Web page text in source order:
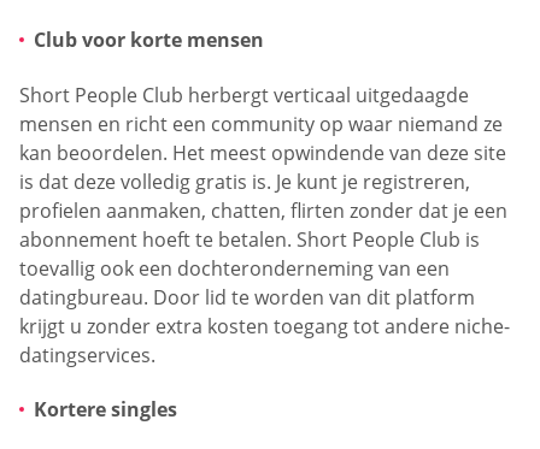
Club voor korte mensen
Short People Club herbergt verticaal uitgedaagde
mensen en richt een community op waar niemand ze
kan beoordelen. Het meest opwindende van deze site
is dat deze volledig gratis is. Je kunt je registreren,
profielen aanmaken, chatten, flirten zonder dat je een
abonnement hoeft te betalen. Short People Club is
toevallig ook een dochteronderneming van een
datingbureau. Door lid te worden van dit platform
krijgt u zonder extra kosten toegang tot andere niche-
datingservices.
Kortere singles